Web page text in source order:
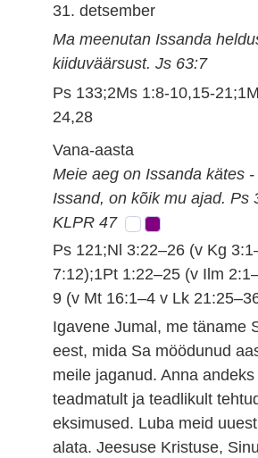
31. detsember
Ma meenutan Issanda
kiiduväärsust. Js 63:7
Ps 133;2Ms 1:8-10,15-
24,28
Vana-aasta
Meie aeg on Issanda kätes -
Issand, on kõik mu ajad. Ps
KLPR 47
Ps 121;Nl 3:22–26 (v Kg
7:12);1Pt 1:22–25 (v Ilm
9 (v Mt 16:1–4 v Lk
Igavene Jumal, me täname
eest, mida Sa möödunud
meile jaganud. Anna
teadmatult ja teadlikult
eksimused. Luba meid
alata. Jeesuse Kristuse,